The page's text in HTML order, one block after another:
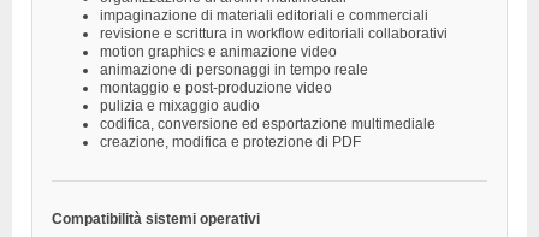
impaginazione di materiali editoriali e commerciali
revisione e scrittura in workflow editoriali collaborativi
motion graphics e animazione video
animazione di personaggi in tempo reale
montaggio e post-produzione video
pulizia e mixaggio audio
codifica, conversione ed esportazione multimediale
creazione, modifica e protezione di PDF
Compatibilità sistemi operativi